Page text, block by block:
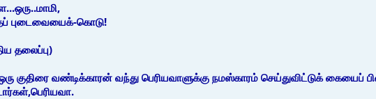
புடைவையைக்-கொடு!
தலைப்பு)
குதிரை வண்டிக்காரன் வந்து பெரியவாளுக்கு நமஸ்காரம் செய்துவிட்டுக்